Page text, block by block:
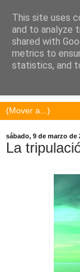
sábado, 9 de marzo de
La
This site uses
and to analyze
shared with
metrics to
statistics, and